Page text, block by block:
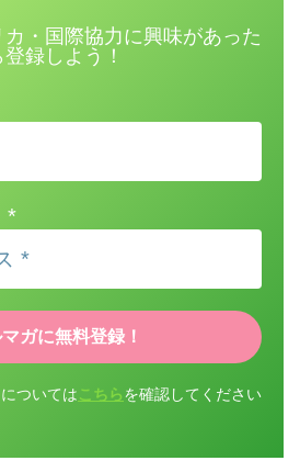
・国際協力に興味があった
登録しよう！
*
ついては こちら を確認してください